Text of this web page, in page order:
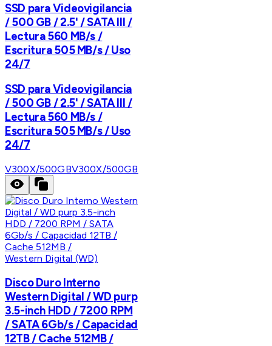
SSD para Videovigilancia
/ 500 GB / 2.5' / SATA III /
Lectura 560 MB/s /
Escritura 505 MB/s / Uso
24/7
SSD para Videovigilancia
/ 500 GB / 2.5' / SATA III /
Lectura 560 MB/s /
Escritura 505 MB/s / Uso
24/7
V300X/500GBV300X/500GB
Western Digital (WD)
Disco Duro Interno
Western Digital / WD purp
3.5-inch HDD / 7200 RPM
/ SATA 6Gb/s / Capacidad
12TB / Cache 512MB /